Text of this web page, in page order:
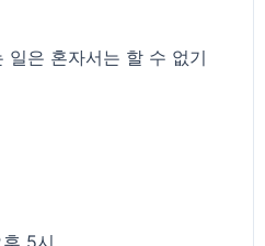
일은 혼자서는 할 수 없기